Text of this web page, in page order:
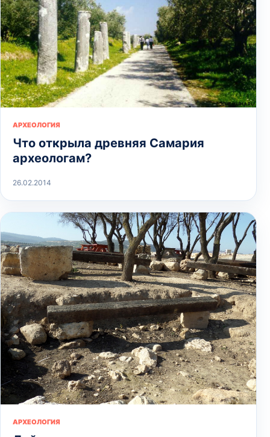
АРХЕОЛОГИЯ
Что открыла древняя Самария
археологам?
26.02.2014
АРХЕОЛОГИЯ